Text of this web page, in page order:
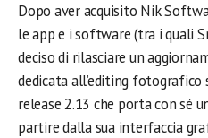
Dopo aver acquisito Nik
le app e i software (tra i quali
deciso di rilasciare un
dedicata all’editing fotografico
release 2.13 che porta con sé
partire dalla sua interfaccia